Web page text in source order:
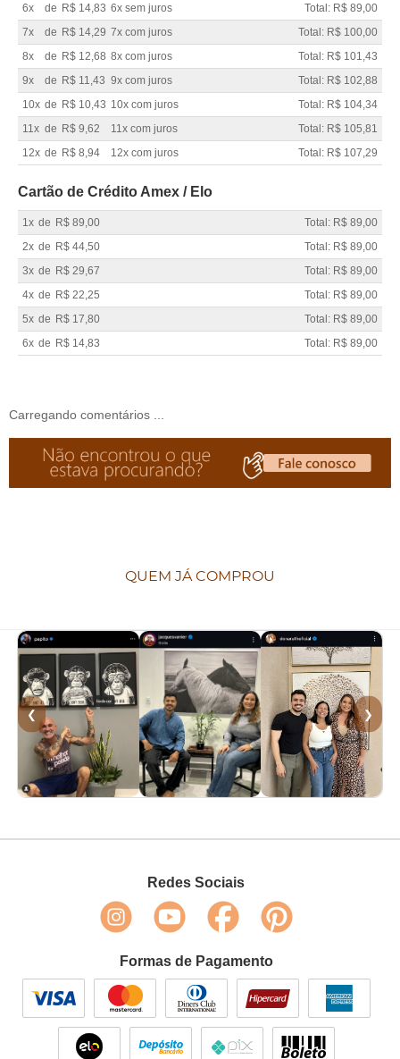
6x
de R$ 14,83 6x sem juros
Total: R$ 89,00
7x
de R$ 14,29 7x com juros
Total: R$ 100,00
8x
de R$ 12,68 8x com juros
Total: R$ 101,43
9x
de R$ 11,43 9x com juros
Total: R$ 102,88
10x de R$ 10,43 10x com juros
Total: R$ 104,34
11x de R$ 9,62 11x com juros
Total: R$ 105,81
12x de R$ 8,94 12x com juros Total: R$ 107,29
Cartão de Crédito Amex / Elo
1x de R$ 89,00
Total: R$ 89,00
2x de R$ 44,50
Total: R$ 89,00
3x de R$ 29,67
Total: R$ 89,00
4x de R$ 22,25
Total: R$ 89,00
5x de R$ 17,80
Total: R$ 89,00
6x de R$ 14,83 Total: R$ 89,00
Carregando comentários ...
QUEM JÁ COMPROU
❮ ❯
Redes Sociais
Formas de Pagamento